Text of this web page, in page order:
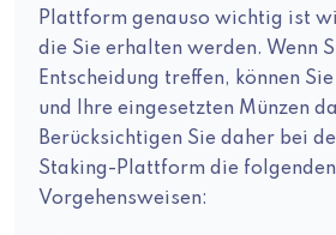
Plattform genauso wichtig ist
die Sie erhalten werden. Wenn
Entscheidung treffen, können
und Ihre eingesetzten Münzen
Berücksichtigen Sie daher bei
Staking-Plattform die
Vorgehensweisen: